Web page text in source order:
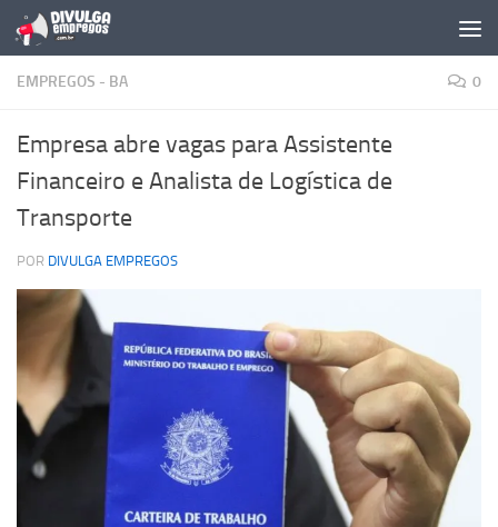
Skip to content
EMPREGOS - BA 0
Empresa abre vagas para Assistente
Financeiro e Analista de Logística de
Transporte
POR DIVULGA EMPREGOS